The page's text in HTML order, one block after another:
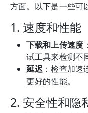
方面。以下是一些可
1. 速度和性能
下载和上传速度
试工具来检测不
延迟 ：检查加
更好的性能。
2. 安全性和隐